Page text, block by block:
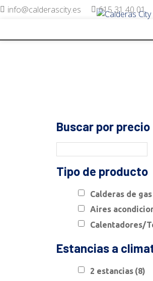
info@calderascity.es 615 31 40 01
Buscar por precio
Tipo de producto
Calderas de gas
Aires
Calentadores/
Estancias a
2 estancias (8)